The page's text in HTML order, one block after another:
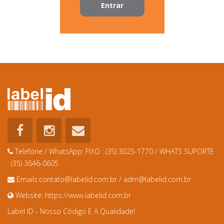
Entrar
Telefone / WhatsApp: FIXO : (35) 3025-1770 / WHATS SUPORTE
: (35) 3646-0605
Emails:contato@labelid.com.br / adm@labelid.com.br
Website: https://www.labelid.com.br
Label ID - Nosso Código É A Qualidade!